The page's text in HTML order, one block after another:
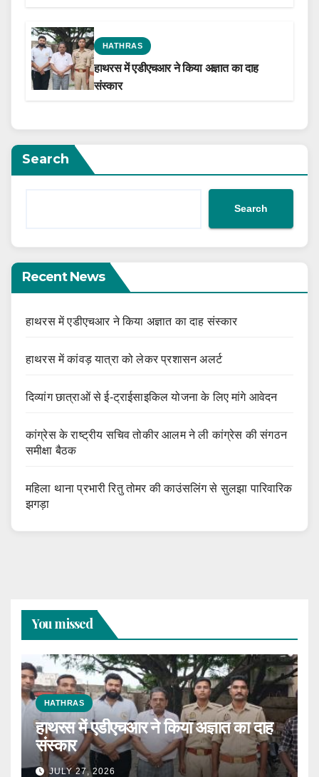
HATHRAS
हाथरस में एडीएचआर ने किया अज्ञात का दाह
संस्कार
Search
Search
Recent News
हाथरस में एडीएचआर ने किया अज्ञात का दाह संस्कार
हाथरस में कांवड़ यात्रा को लेकर प्रशासन अलर्ट
दिव्यांग छात्राओं से ई-ट्राईसाइकिल योजना के लिए मांगे आवेदन
कांग्रेस के राष्ट्रीय सचिव तोकीर आलम ने ली कांग्रेस की संगठन
समीक्षा बैठक
महिला थाना प्रभारी रितु तोमर की काउंसलिंग से सुलझा पारिवारिक
झगड़ा
You missed
HATHRAS
हाथरस में एडीएचआर ने किया अज्ञात का दाह
संस्कार
JULY 27, 2026